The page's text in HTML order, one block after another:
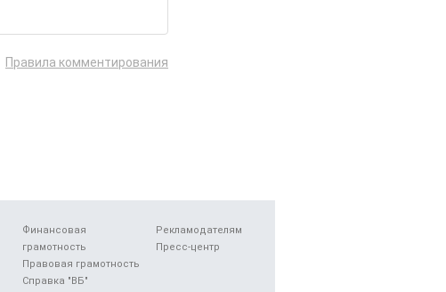
Правила комментирования
Финансовая
грамотность
Правовая грамотность
Справка "ВБ"
Рекламодателям
Пресс-центр